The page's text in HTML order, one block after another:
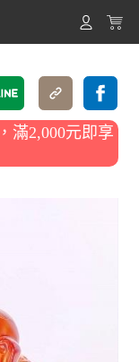
滿2,000元即享